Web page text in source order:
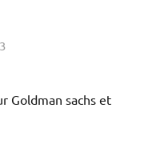
Goldman sachs et